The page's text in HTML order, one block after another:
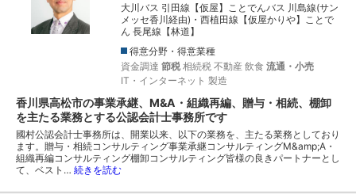
大川バス 引田線【仮屋】ことでんバス 川島線(サン
メッセ香川経由)・西植田線【仮屋かりや】ことで
ん 長尾線【林道】
得意分野・得意業種
資金調達 節税 相続税 不動産 飲食 流通・小売
IT・インターネット 製造
香川県高松市の事業承継、M&A・組織再編、贈与・相続、棚卸
を主たる業務とする公認会計士事務所です
國村公認会計士事務所は、開業以来、以下の業務を、主たる業務としており
ます。贈与・相続コンサルティング事業承継コンサルティングM&amp;A・
組織再編コンサルティング棚卸コンサルティング皆様の良きパートナーとし
て、ベスト… 続きを読む